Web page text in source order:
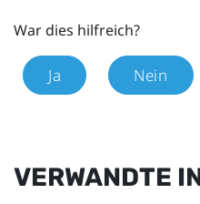
War dies hilfreich?
Ja Nein
VERWANDTE